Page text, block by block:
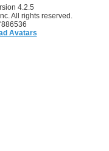
4.2.5
All rights reserved.
Avatars